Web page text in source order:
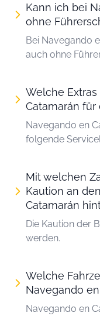
Kann ich bei
ohne
Bei Navegando
auch ohne
Welche
Catamarán für
Navegando en
folgende
Mit welchen
Kaution an
Catamarán
Die Kaution der
werden.
Welche
Navegando
Navegando en